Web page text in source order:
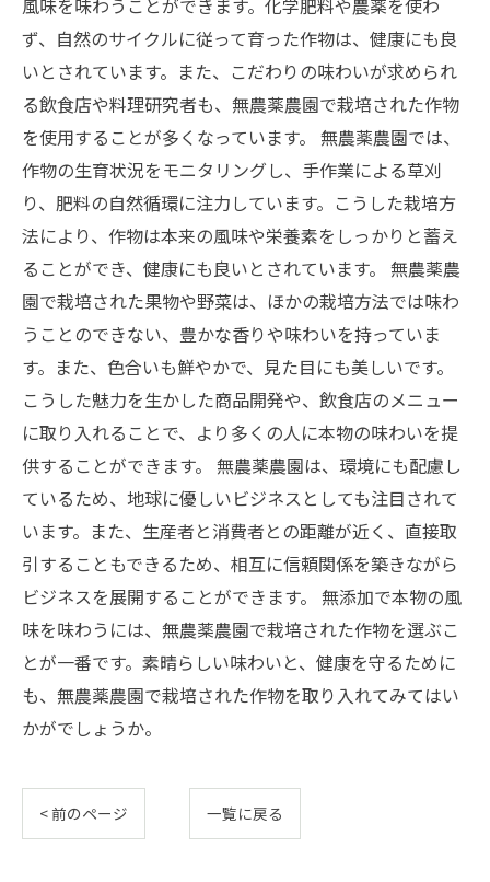
風味を味わうことができます。化学肥料や農薬を使わ
ず、自然のサイクルに従って育った作物は、健康にも良
いとされています。また、こだわりの味わいが求められ
る飲食店や料理研究者も、無農薬農園で栽培された作物
を使用することが多くなっています。 無農薬農園では、
作物の生育状況をモニタリングし、手作業による草刈
り、肥料の自然循環に注力しています。こうした栽培方
法により、作物は本来の風味や栄養素をしっかりと蓄え
ることができ、健康にも良いとされています。 無農薬農
園で栽培された果物や野菜は、ほかの栽培方法では味わ
うことのできない、豊かな香りや味わいを持っていま
す。また、色合いも鮮やかで、見た目にも美しいです。
こうした魅力を生かした商品開発や、飲食店のメニュー
に取り入れることで、より多くの人に本物の味わいを提
供することができます。 無農薬農園は、環境にも配慮し
ているため、地球に優しいビジネスとしても注目されて
います。また、生産者と消費者との距離が近く、直接取
引することもできるため、相互に信頼関係を築きながら
ビジネスを展開することができます。 無添加で本物の風
味を味わうには、無農薬農園で栽培された作物を選ぶこ
とが一番です。素晴らしい味わいと、健康を守るために
も、無農薬農園で栽培された作物を取り入れてみてはい
かがでしょうか。
< 前のページ 一覧に戻る